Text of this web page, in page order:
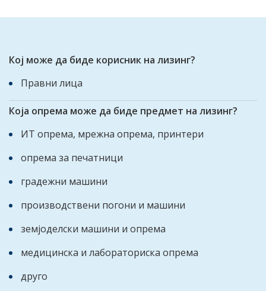
Кој може да биде корисник на лизинг?
Правни лица
Која опрема може да биде предмет на лизинг?
ИТ опрема, мрежна опрема, принтери
опрема за печатници
градежни машини
производствени погони и машини
земјоделски машини и опрема
медицинска и лабораториска опрема
друго